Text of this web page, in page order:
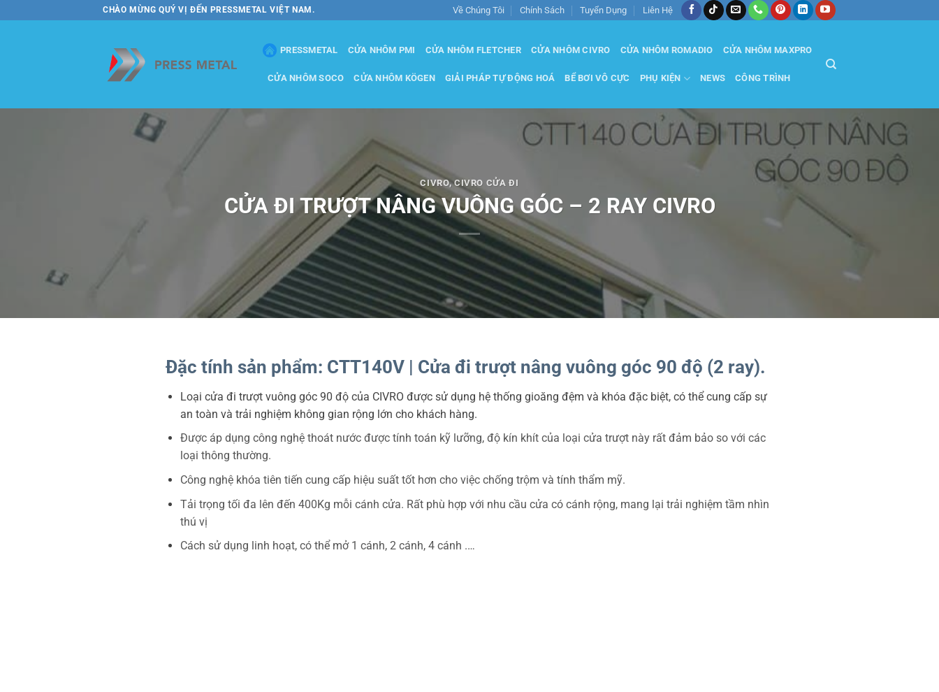
CHÀO MỪNG QUÝ VỊ ĐẾN PRESSMETAL VIỆT NAM. Về Chúng Tôi Chính Sách Tuyển Dụng Liên Hệ
PRESSMETAL CỬA NHÔM PMI CỬA NHÔM FLETCHER CỬA NHÔM CIVRO CỬA NHÔM ROMADIO CỬA NHÔM MAXPRO
CỬA NHÔM SOCO CỬA NHÔM KÖGEN GIẢI PHÁP TỰ ĐỘNG HOÁ BỂ BƠI VÔ CỰC PHỤ KIỆN NEWS CÔNG TRÌNH
CIVRO,CIVRO CỬA ĐI
CỬA ĐI TRƯỢT NÂNG VUÔNG GÓC – 2 RAY CIVRO
Đặc tính sản phẩm: CTT140V | Cửa đi trượt nâng vuông góc 90 độ (2 ray).
Loại cửa đi trượt vuông góc 90 độ của CIVRO được sử dụng hệ thống gioăng đệm và khóa đặc biệt, có thể cung cấp sự
an toàn và trải nghiệm không gian rộng lớn cho khách hàng.
Được áp dụng công nghệ thoát nước được tính toán kỹ lưỡng, độ kín khít của loại cửa trượt này rất đảm bảo so với các
loại thông thường.
Công nghệ khóa tiên tiến cung cấp hiệu suất tốt hơn cho việc chống trộm và tính thẩm mỹ.
Tải trọng tối đa lên đến 400Kg mỗi cánh cửa. Rất phù hợp với nhu cầu cửa có cánh rộng, mang lại trải nghiệm tầm nhìn
thú vị
Cách sử dụng linh hoạt, có thể mở 1 cánh, 2 cánh, 4 cánh .…